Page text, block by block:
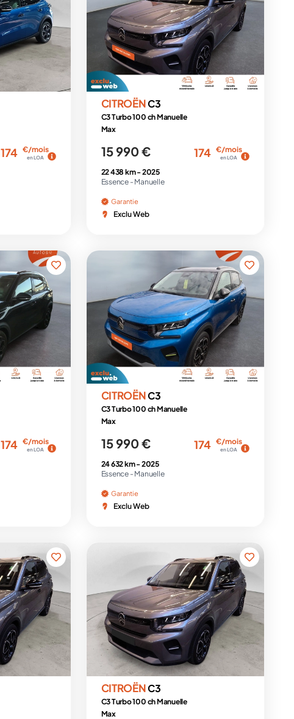
174 €/mois
en LOA
CITROËNC3
C3 Turbo 100 ch Manuelle
Max
15 990 € 174 €/mois
en LOA
22 438 km -2025
Essence - Manuelle
Garantie
Exclu Web
174 €/mois
en LOA
CITROËNC3
C3 Turbo 100 ch Manuelle
Max
15 990 € 174 €/mois
en LOA
24 632 km -2025
Essence - Manuelle
Garantie
Exclu Web
CITROËNC3
C3 Turbo 100 ch Manuelle
Max